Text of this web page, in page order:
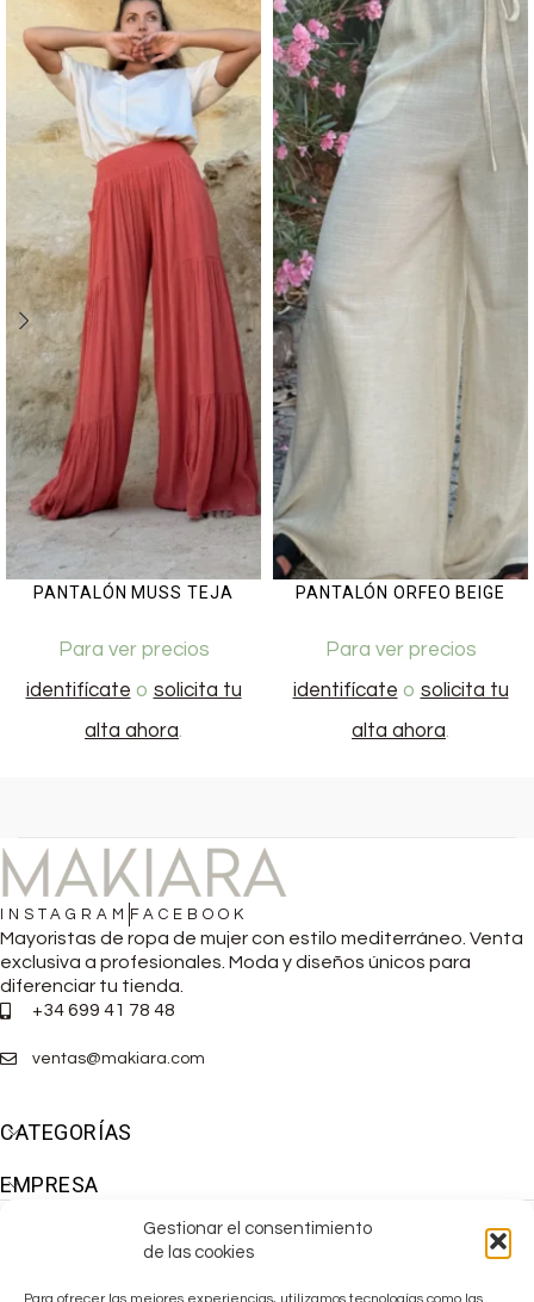
Gestionar el consentimiento
de las cookies
PANTALÓN MUSS TEJA
Para ver precios
identifícate o solicita tu
alta ahora.
PANTALÓN ORFEO BEIGE
Para ver precios
identifícate o solicita tu
alta ahora.
INSTAGRAM FACEBOOK
Mayoristas de ropa de mujer con estilo mediterráneo. Venta
exclusiva a profesionales. Moda y diseños únicos para
diferenciar tu tienda.
+34 699 41 78 48
ventas@makiara.com
CATEGORÍAS
EMPRESA